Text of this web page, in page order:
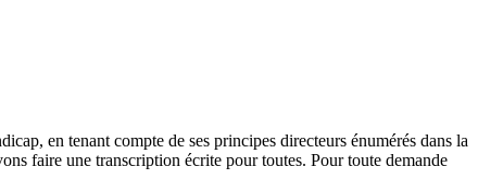
en tenant compte de ses principes directeurs énumérés dans la
faire une transcription écrite pour toutes. Pour toute demande